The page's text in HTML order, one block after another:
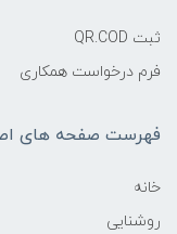
ثبت QR.COD
فرم درخواست همکاری
فهرست صفحه های
خانه
روشنایی